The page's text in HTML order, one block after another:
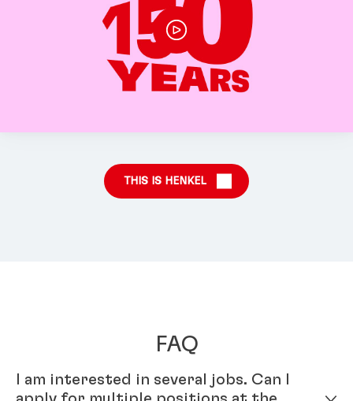
THIS IS HENKEL
FAQ
I am interested in several jobs. Can I